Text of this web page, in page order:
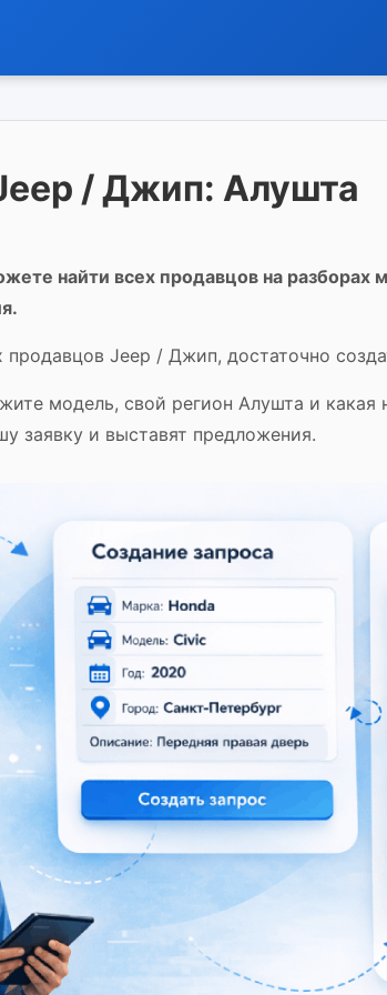
/ Джип: Алушта
найти всех продавцов на
продавцов Jeep / Джип, достаточно
модель, свой регион Алушта и
заявку и выставят предложения.